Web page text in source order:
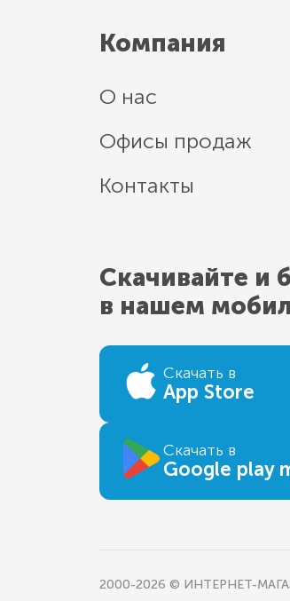
Компания
О нас
Офисы продаж
Контакты
Скачивайте и
в нашем
Скачать в
App Store
Скачать в
Google play
2000-2026 © ИНТЕРНЕТ-